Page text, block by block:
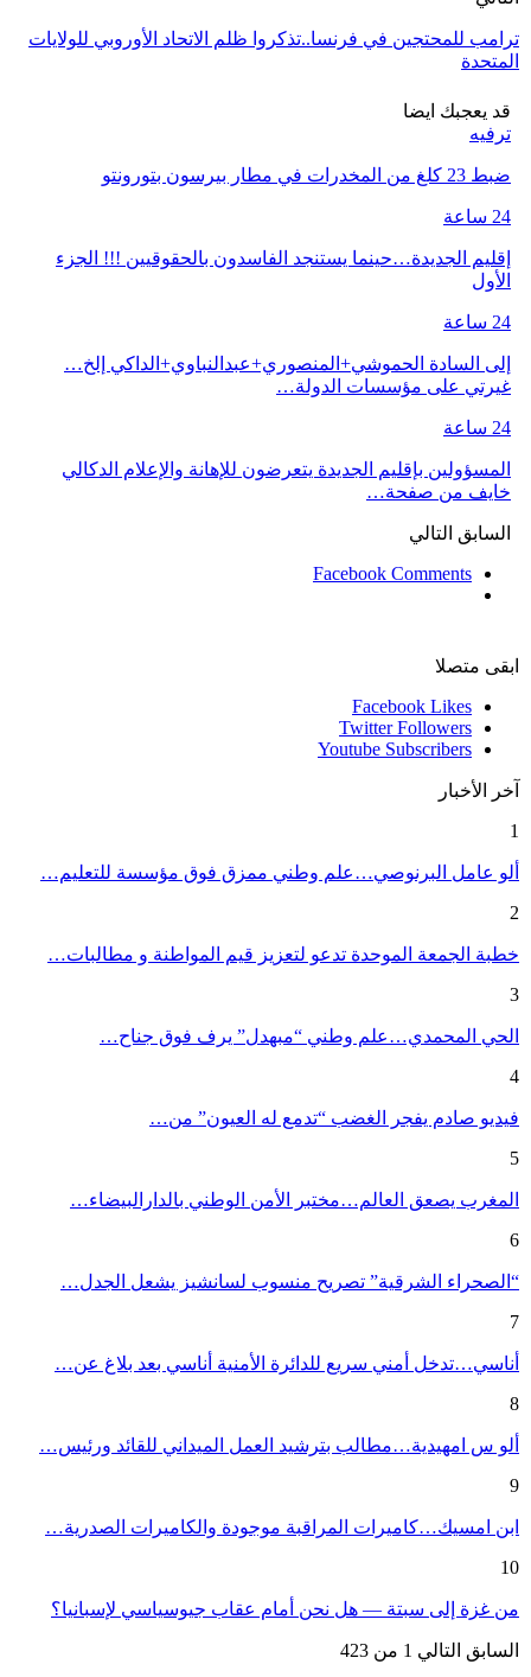
ترامب للمحتجين في فرنسا..تذكروا ظلم الاتحاد الأوروبي للولايات
المتحدة
قد يعجبك ايضا
ترفيه
ضبط 23 كلغ من المخدرات في مطار بيرسون بتورونتو
24 ساعة
إقليم الجديدة…حينما يستنجد الفاسدون بالحقوقيين !!! الجزء
الأول
24 ساعة
إلى السادة الحموشي+المنصوري+عبدالنباوي+الداكي إلخ…
غيرتي على مؤسسات الدولة…
24 ساعة
المسؤولين بإقليم الجديدة يتعرضون للإهانة والإعلام الدكالي
خايف من صفحة…
السابق التالي
Facebook Comments
ابقى متصلا
Facebook Likes
Twitter Followers
Youtube Subscribers
آخر الأخبار
1
ألو عامل البرنوصي…علم وطني ممزق فوق مؤسسة للتعليم…
2
خطبة الجمعة الموحدة تدعو لتعزيز قيم المواطنة و مطالبات…
3
الحي المحمدي…علم وطني “مبهدل” يرف فوق جناح…
4
فيديو صادم يفجر الغضب “تدمع له العيون” من…
5
المغرب يصعق العالم…مختبر الأمن الوطني بالدارالبيضاء…
6
“الصحراء الشرقية” تصريح منسوب لسانشيز يشعل الجدل…
7
أناسي…تدخل أمني سريع للدائرة الأمنية أناسي بعد بلاغ عن…
8
ألو س امهيدية…مطالب بترشيد العمل الميداني للقائد ورئيس…
9
ابن امسيك…كاميرات المراقبة موجودة والكاميرات الصدرية…
10
من غزة إلى سبتة — هل نحن أمام عقاب جيوسياسي لإسبانيا؟
السابق التالي 1 من 423